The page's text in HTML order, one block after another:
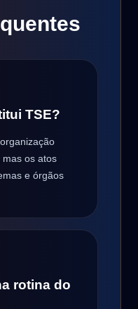
TSE?
mas os atos
e órgãos
rotina do